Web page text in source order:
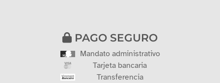
PAGO SEGURO
Mandato administrativo
Tarjeta bancaria
Transferencia